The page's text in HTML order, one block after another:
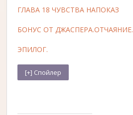
ГЛАВА 18 ЧУВСТВА НАПОКАЗ
БОНУС ОТ ДЖАСПЕРА.ОТЧАЯНИЕ.
ЭПИЛОГ.